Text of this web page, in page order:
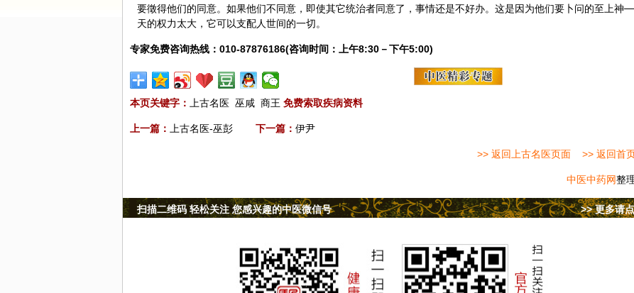
要徵得他们的同意。如果他们不同意，即使其它统治者同意了，事情还是不好办。这是因为他们要卜问的至上神
天的权力太大，它可以支配人世间的一切。
专家免费咨询热线：010-87876186(咨询时间：上午8:30－下午5:00)
本页关键字： 上古名医 巫咸 商王 免费索取疾病资料
上一篇： 上古名医-巫彭 下一篇： 伊尹
>> 返回上古名医页面 >> 返回首
中医中药网整
>> 更多请
扫描二维码 轻松关注 您感兴趣的中医微信号